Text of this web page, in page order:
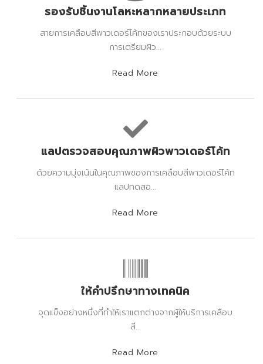
รองรับชิ้นงานโลหะหลากหลายประเภท
สายการเคลือบสีพาวเดอร์โค้ทของเราประกอบด้วยระบบ
การเตรียมผิว...
Read More
แลปตรวจสอบคุณภาพผิวพาวเดอร์โค้ท
ด้วยความมุ่งเน้นในคุณภาพของการเคลือบสีพาวเดอร์โค้ท
แลปทดสอ...
Read More
ให้คำปรึกษาทางเทคนิค
จุดแข็งอย่างหนึ่งที่ทำให้เราแตกต่างจากผู้ให้บริการเคลือบ
สี...
Read More